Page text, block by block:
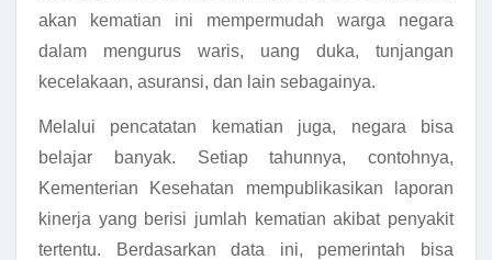
akan kematian ini mempermudah warga negara
dalam mengurus waris, uang duka, tunjangan
kecelakaan, asuransi, dan lain sebagainya.
Melalui pencatatan kematian juga, negara bisa
belajar banyak. Setiap tahunnya, contohnya,
Kementerian Kesehatan mempublikasikan laporan
kinerja yang berisi jumlah kematian akibat penyakit
tertentu. Berdasarkan data ini, pemerintah bisa